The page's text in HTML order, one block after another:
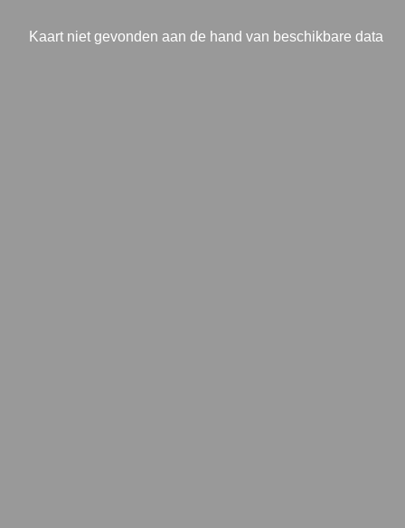
Kaart niet gevonden aan de hand van beschikbare data